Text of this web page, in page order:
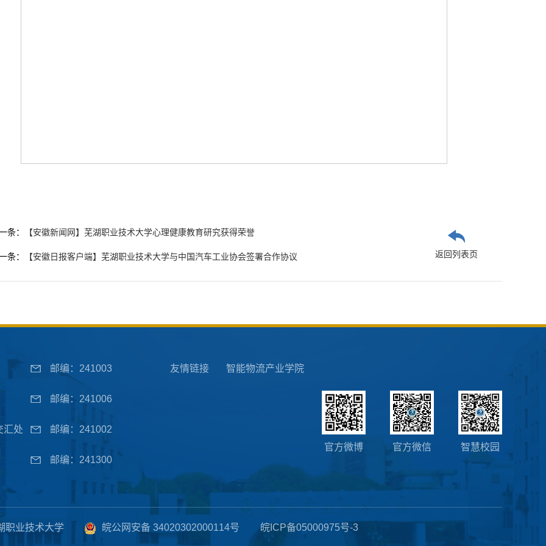
条： 【安徽新闻网】芜湖职业技术大学心理健康教育研究获得荣誉
条： 【安徽日报客户端】芜湖职业技术大学与中国汽车工业协会签署合作协议 返回列表页
邮编：241003
邮编：241006
汇处 邮编：241002
邮编：241300
友情链接 智能物流产业学院
官方微博 官方微信 智慧校园
职业技术大学 皖公网安备 34020302000114号 皖ICP备05000975号-3